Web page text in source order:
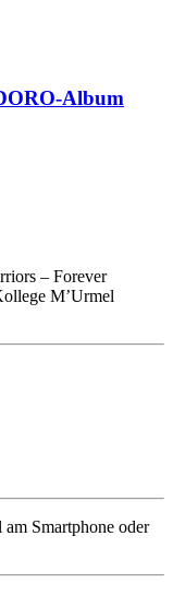
Album
– Forever
M’Urmel
Smartphone oder